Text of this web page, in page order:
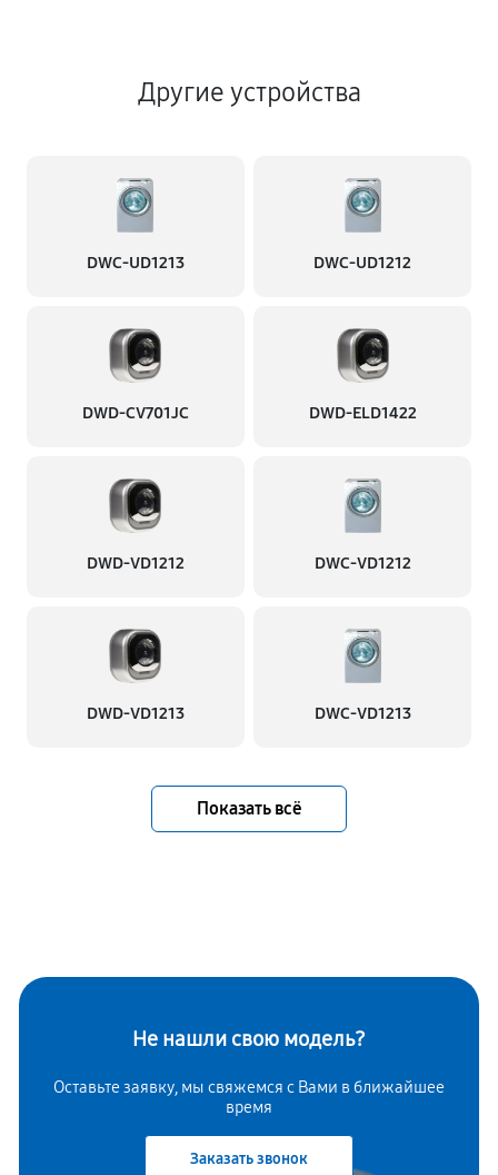
Другие устройства
DWC-UD1213 DWC-UD1212
DWD-CV701JC DWD-ELD1422
DWD-VD1212 DWC-VD1212
DWD-VD1213 DWC-VD1213
Показать всё
Не нашли свою модель?
Оставьте заявку, мы свяжемся с Вами в ближайшее
время
Заказать звонок